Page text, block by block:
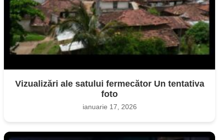
Vizualizări ale satului fermecător Un tentativa
foto
ianuarie 17, 2026